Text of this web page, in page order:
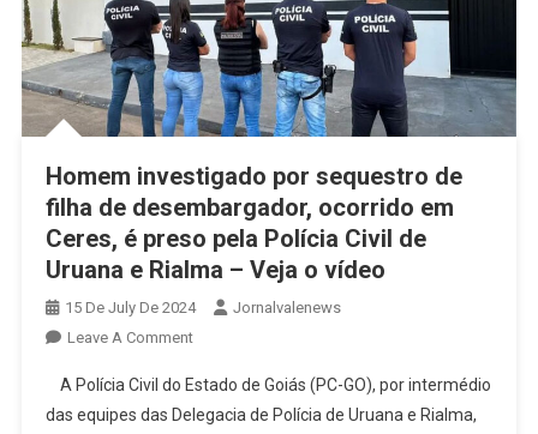
Homem investigado por sequestro de
filha de desembargador, ocorrido em
Ceres, é preso pela Polícia Civil de
Uruana e Rialma – Veja o vídeo
15 De July De 2024
Jornalvalenews
Leave A CommentOn
Investigado
Por
A Polícia Civil do Estado de Goiás (PC-GO), por intermédio
das equipes das Delegacia de Polícia de Uruana e Rialma,